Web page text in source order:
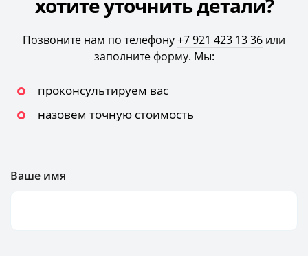
Позвоните нам по телефону+7 921 423 13 36 или
заполните форму. Мы:
проконсультируем вас
назовем точную стоимость
Ваше имя